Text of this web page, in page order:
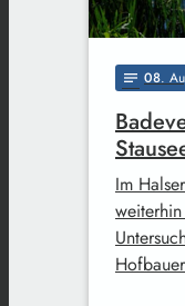
notes 08.
Im